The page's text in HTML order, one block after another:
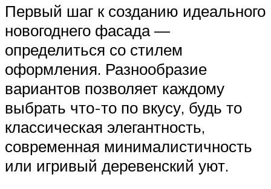
Первый шаг к созданию идеального
новогоднего фасада —
определиться со стилем
оформления. Разнообразие
вариантов позволяет каждому
выбрать что-то по вкусу, будь то
классическая элегантность,
современная минималистичность
или игривый деревенский уют.